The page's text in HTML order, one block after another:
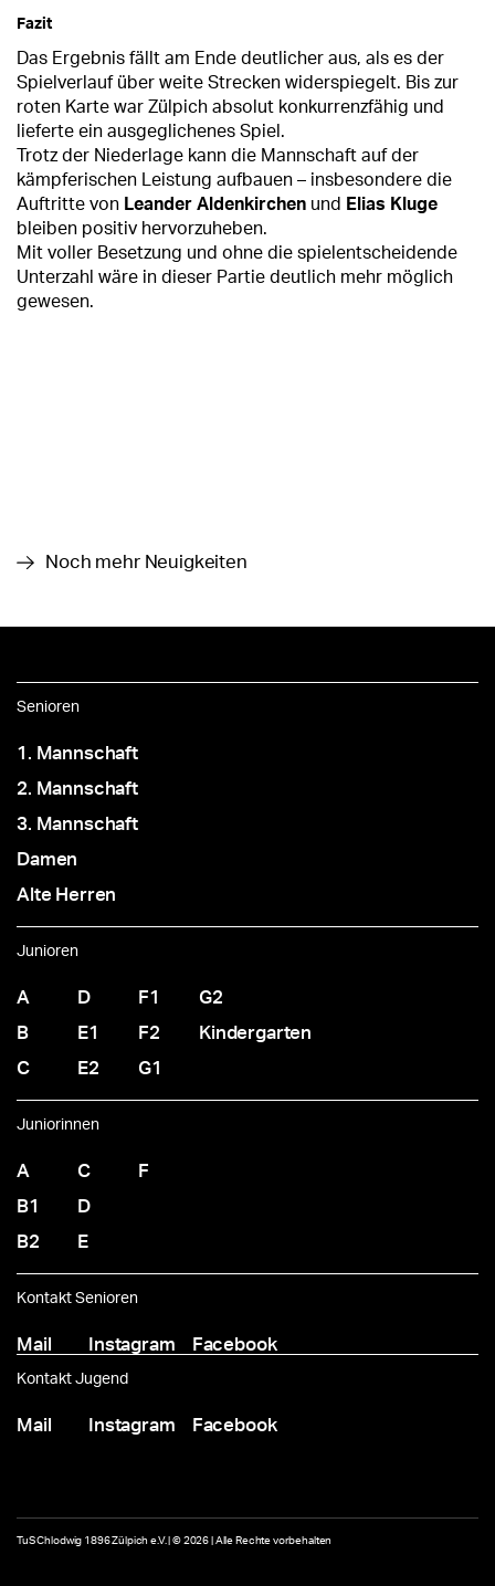
Fazit
Das Ergebnis fällt am Ende deutlicher aus, als es der
Spielverlauf über weite Strecken widerspiegelt. Bis zur
roten Karte war Zülpich absolut konkurrenzfähig und
lieferte ein ausgeglichenes Spiel.
Trotz der Niederlage kann die Mannschaft auf der
kämpferischen Leistung aufbauen – insbesondere die
Auftritte von Leander Aldenkirchen und Elias Kluge
bleiben positiv hervorzuheben.
Mit voller Besetzung und ohne die spielentscheidende
Unterzahl wäre in dieser Partie deutlich mehr möglich
gewesen.
Noch mehr Neuigkeiten
Senioren
1. Mannschaft
2. Mannschaft
3. Mannschaft
Damen
Alte Herren
Junioren
A
B
C
D
E1
E2
F1
F2
G1
G2
Kindergarten
Juniorinnen
A
B1
B2
C
D
E
F
Kontakt Senioren
Mail Instagram Facebook
Kontakt Jugend
Mail Instagram Facebook
TuS Chlodwig 1896 Zülpich e.V. | © 2026 | Alle Rechte vorbehalten